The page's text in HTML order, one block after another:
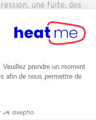
une fuite, des
code erreur.
analyse précise du
totale.